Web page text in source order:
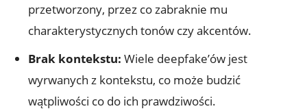
przetworzony, przez co zabraknie mu
charakterystycznych⁢ tonów czy akcentów.
Brak kontekstu: Wiele ‌deepfake’ów jest
wyrwanych⁢ z kontekstu, co ​może budzić
wątpliwości co do ich prawdziwości.